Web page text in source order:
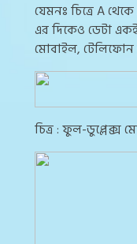
যেমনঃ চিত্রে A
এর দিকেও ডেটা একই
মোবাইল, টেলিফোন
চিত্র : ফুল-ডুপ্লেক্স